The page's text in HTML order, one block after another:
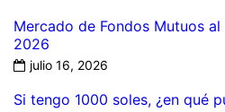
Mercado de Fondos Mutuos
2026
julio 16, 2026
Si tengo 1000 soles, ¿en qué